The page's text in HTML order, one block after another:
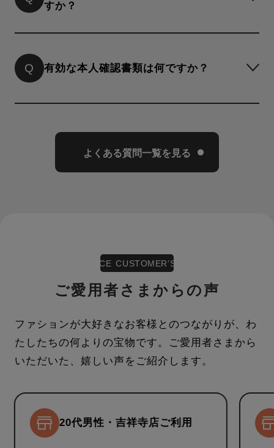
キズや汚れのある場所や大きさと、ブランドやデザ
で、ぜひ一度ご相談ください。
ただ、ご購入されるお客様はきれいなものをお探し
の方が多いので、ご家庭で落とせる汚れであれば、
予めきれいにしたうえでお持ちいただくのをおすす
めします。
すか？
とお買い取りが難しくなるお品物もございますが、
デザイナーズブランドは古いものでもお探しの方が
一方で、セレクトショップオリジナルブランドや、
どは3年以上前に発売されたお品物ですと、トレンド
の変化などの理由により、お買い取りできない場合
がございます。
Q 有効な本人確認書類は何ですか？
イナンバーが記載されているものは不可）のいずれ
※マイナンバーカードを宅配買取でご使用になりた
『buy_sell@tinpanalley.co.jp』までお問い合わせ
※マイナンバーカードをご使用の場合、裏面のアッ
プロードや、個人番号記載面の送付はしないようお
願いいたします。個人番号が確認できる状態で当社
アップロードで提出された画像に個人番号が確認で
きた場合は、当社でデータを破棄した上で再度別の
画像提出をご案内いたします。
よくある質問一覧を見る
CUSTOMER’S VOICE CUSTOMER’S VOICE
ご愛用者さまからの声
ファションが大好きなお客様とのつながりが、わ
たしたちの何よりの宝物です。
ご愛用者さまから
いただいた、嬉しい声をご紹介します。
20代男性・吉祥寺店ご利用